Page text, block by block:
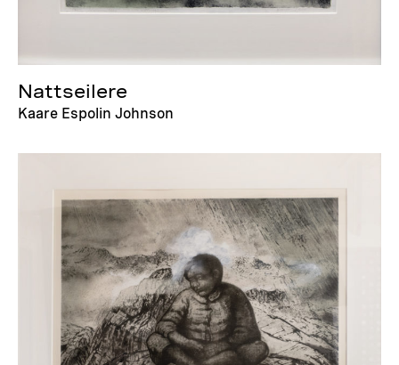
Nattseilere
Kaare Espolin Johnson